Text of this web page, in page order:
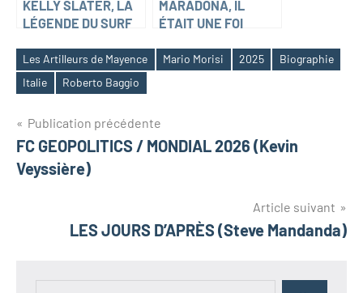
KELLY SLATER, LA
LÉGENDE DU SURF
MARADONA, IL
ÉTAIT UNE FOI
Les Artilleurs de Mayence Mario Morisi 2025
Biographie
Italie
Roberto Baggio
Navigation
de
Publication précédente
FC GEOPOLITICS / MONDIAL 2026 (Kevin
Veyssière)
Article suivant
LES JOURS D’APRÈS (Steve Mandanda)